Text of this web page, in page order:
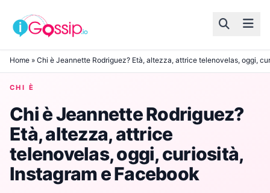
Skip to content
Home » Chi è Jeannette Rodriguez? Età, altezza, attrice telenovelas, oggi,
CHI È
Chi è Jeannette Rodriguez?
Età, altezza, attrice
telenovelas, oggi, curiosità,
Instagram e Facebook